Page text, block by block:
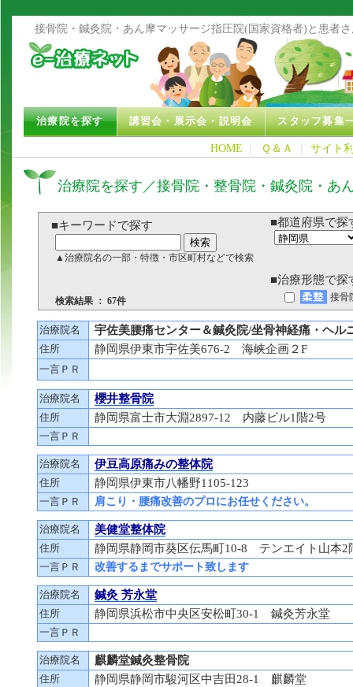
接骨院・鍼灸院・あん摩マッサージ指圧院(国家資格者)と患者
治療院を探す 講習会・展示会・説明会 スタッフ募集
HOME | Ｑ＆Ａ サイト
治療院を探す／接骨院・整骨院・鍼灸院・あ
■キーワードで探す
▲治療院名の一部・特徴・市区町村などで検索
■都道府県で探
検索結果 ： 67件
■治療形態で探
接骨
治療院名 宇佐美腰痛センター＆鍼灸院/坐骨神経痛・ヘル
住所 静岡県伊東市宇佐美676-2 海峡企画２F
一言ＰＲ
治療院名 櫻井整骨院
住所 静岡県富士市大淵2897-12 内藤ビル1階2号
一言ＰＲ
治療院名 伊豆高原痛みの整体院
住所 静岡県伊東市八幡野1105-123
一言ＰＲ 肩こり・腰痛改善のプロにお任せください。
治療院名 美健堂整体院
住所 静岡県静岡市葵区伝馬町10-8 テンエイト山本2
一言ＰＲ 改善するまでサポート致します
治療院名 鍼灸 芳永堂
住所 静岡県浜松市中央区安松町30-1 鍼灸芳永堂
一言ＰＲ
治療院名 麒麟堂鍼灸整骨院
住所 静岡県静岡市駿河区中吉田28-1 麒麟堂